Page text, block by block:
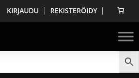
KIRJAUDU REKISTERÖIDY